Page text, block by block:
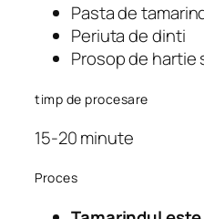
Pasta de
Periuta de dinti
Prosop de hartie
timp de procesare
15-20 minute
Proces